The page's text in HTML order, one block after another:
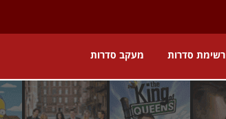
רשימת סדרות מעקב סדרות